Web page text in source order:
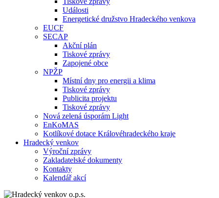
Události
Energetické družstvo Hradeckého venkova
EUCF
SECAP
Akční plán
Tiskové zprávy
Zapojené obce
NPŽP
Místní dny pro energii a klima
Tiskové zprávy
Publicita projektu
Tiskové zprávy
Nová zelená úsporám Light
EnKoMAS
Kotlíkové dotace Královéhradeckého kraje
Hradecký venkov
Výroční zprávy
Zakladatelské dokumenty
Kontakty
Kalendář akcí